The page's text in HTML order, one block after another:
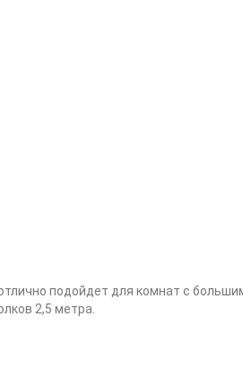
подойдет для комнат с
2,5 метра.